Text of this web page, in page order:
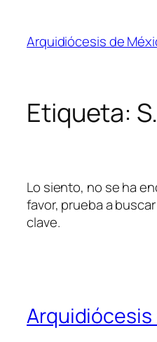
contenido
Arquidiócesis de
Etiqueta:
Lo siento, no se ha
favor, prueba a
clave.
Arquidiócesis